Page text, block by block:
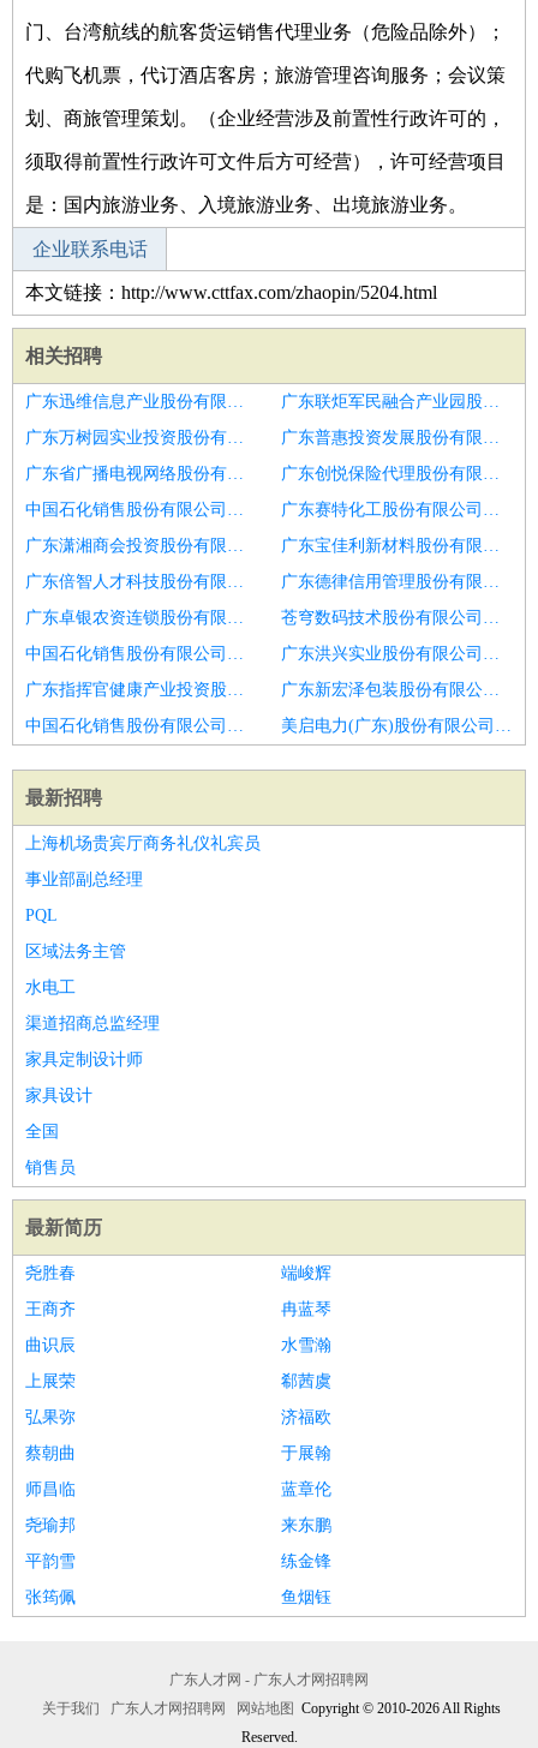
门、台湾航线的航客货运销售代理业务（危险品除外）；
代购飞机票，代订酒店客房；旅游管理咨询服务；会议策
划、商旅管理策划。（企业经营涉及前置性行政许可的，
须取得前置性行政许可文件后方可经营），许可经营项目
是：国内旅游业务、入境旅游业务、出境旅游业务。
企业联系电话
本文链接：http://www.cttfax.com/zhaopin/5204.html
相关招聘
广东迅维信息产业股份有限公司深圳宝安分公司招聘区域销售总监
广东联炬军民融合产业园股份有限公司招聘销售总监
广东万树园实业投资股份有限公司招聘销售总监
广东普惠投资发展股份有限公司招聘区域销售总监
广东省广播电视网络股份有限公司东莞长安分公司招聘区域销售总监
广东创悦保险代理股份有限公司惠州博罗营业部招聘区域销售总监
中国石化销售股份有限公司广东深圳观澜加油站招聘销售总监
广东赛特化工股份有限公司招聘月十销售总监销售经理
广东潇湘商会投资股份有限公司招聘商用车销售总监
广东宝佳利新材料股份有限公司招聘销售总监
广东倍智人才科技股份有限公司招聘销售总监
广东德律信用管理股份有限公司荆州分公司招聘销售总监
广东卓银农资连锁股份有限公司高桥门市部招聘区域销售总监
苍穹数码技术股份有限公司广东分公司招聘销售总监
中国石化销售股份有限公司广东湛江硇洲码头加油站招聘区域销售总监
广东洪兴实业股份有限公司招聘销售总监助理
广东指挥官健康产业投资股份有限公司招聘销售总监
广东新宏泽包装股份有限公司招聘惠州销售总监
中国石化销售股份有限公司广东广州广园东三加油站招聘销售总监
美启电力(广东)股份有限公司招聘市政工程大区销售总监
最新招聘
上海机场贵宾厅商务礼仪礼宾员
事业部副总经理
PQL
区域法务主管
水电工
渠道招商总监经理
家具定制设计师
家具设计
全国
销售员
最新简历
尧胜春
端峻辉
王商齐
冉蓝琴
曲识辰
水雪瀚
上展荣
郗茜虞
弘果弥
济福欧
蔡朝曲
于展翰
师昌临
蓝章伦
尧瑜邦
来东鹏
平韵雪
练金锋
张筠佩
鱼烟钰
广东人才网 - 广东人才网招聘网
关于我们
广东人才网招聘网 网站地图 Copyright © 2010-2026 All Rights
Reserved.